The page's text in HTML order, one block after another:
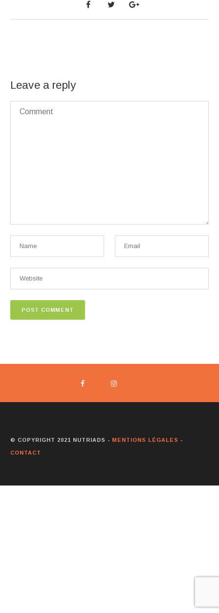
Leave a reply
© COPYRIGHT 2021 NUTRIADS - MENTIONS LÉGALES -
CONTACT